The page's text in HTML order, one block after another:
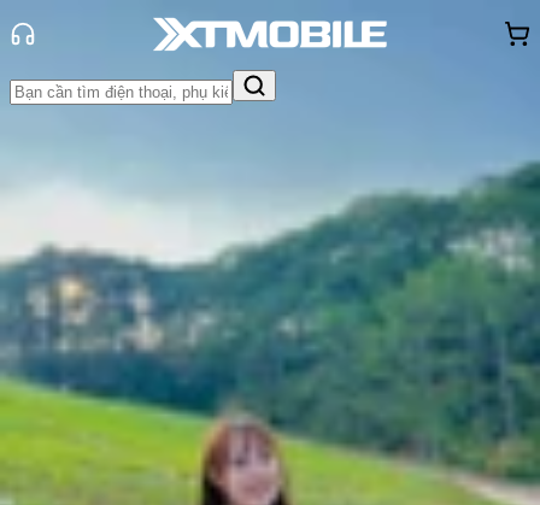
Đánh Giá - Trên Tay
Tin MớiĐánh Giá - Trên TaySo Sánh Tư vấn Khuyến
mãi
Thủ thuậtHỏi đápApp - Game Thông báoKhách
hàng - Sự kiện
Xiaomi Pad 7 Ultra: Tablet Android
đầu tiên dùng chip XRING 01 có gì
đặc biệt?
Thùy Nguyễn